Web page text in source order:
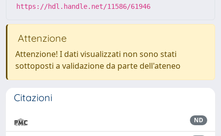
https://hdl.handle.net/11586/61946
Attenzione
Attenzione! I dati visualizzati non sono stati
sottoposti a validazione da parte dell'ateneo
Citazioni
ND